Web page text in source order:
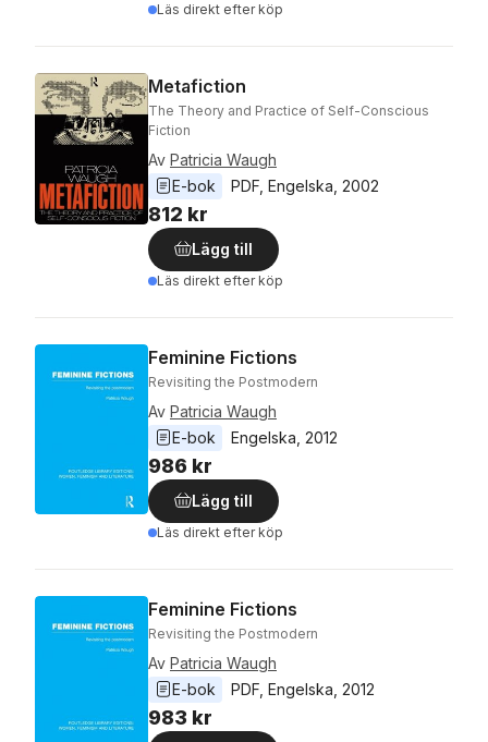
Läs direkt efter köp
Metafiction
The Theory and Practice of Self-Conscious
Fiction
Av Patricia Waugh
E-bok
PDF Engelska 2002
812 kr
Lägg till
Läs direkt efter köp
Feminine Fictions
Revisiting the Postmodern
Av Patricia Waugh
E-bok
Engelska 2012
986 kr
Lägg till
Läs direkt efter köp
Feminine Fictions
Revisiting the Postmodern
Av Patricia Waugh
E-bok
PDF Engelska 2012
983 kr